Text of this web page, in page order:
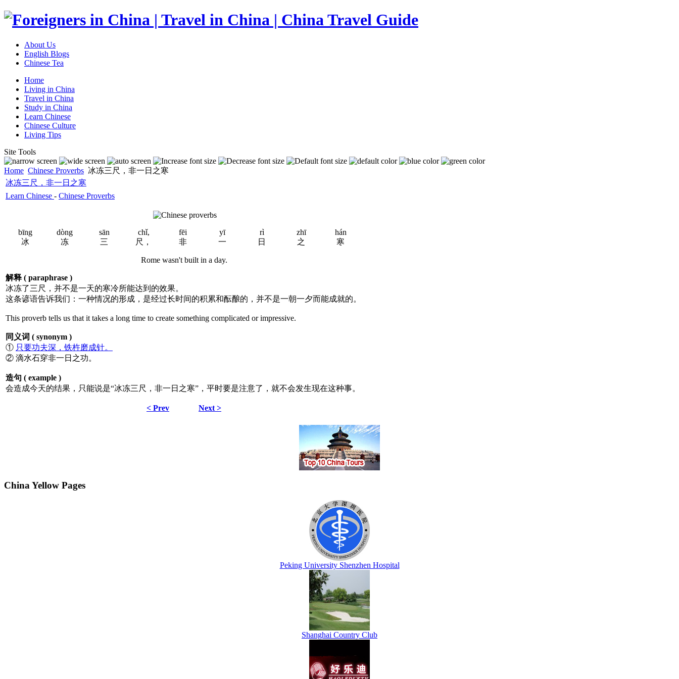
About Us
English Blogs
Chinese Tea
Home
Living in China
Travel in China
Study in China
Learn Chinese
Chinese Culture
Living Tips
Site Tools
Home Chinese Proverbs 冰冻三尺，非一日之寒
冰冻三尺，非一日之寒
Learn Chinese - Chinese Proverbs
bīng dòng sān chǐ, fēi yī rì zhī
hán
冰
冻 三 尺， 非 一 日 之 寒
Rome wasn't built in a day.
解释 ( paraphrase )
冰冻了三尺，并不是一天的寒冷所能达到的效果。
这条谚语告诉我们：一种情况的形成，是经过长时间的积累和酝酿的，并不是一朝一夕而能成就的。
This proverb tells us that it takes a long time to create something complicated or impressive.
同义词 ( synonym )
① 只要功夫深，铁杵磨成针。
② 滴水石穿非一日之功。
造句 ( example )
会造成今天的结果，只能说是“冰冻三尺，非一日之寒”，平时要是注意了，就不会发生现在这种事。
< Prev Next >
China Yellow Pages
Peking University Shenzhen Hospital
Shanghai Country Club